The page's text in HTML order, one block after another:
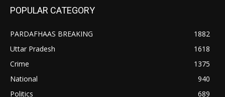
POPULAR CATEGORY
PARDAFHAAS BREAKING
1882
Uttar Pradesh
1618
Crime
1375
National
940
Politics
689